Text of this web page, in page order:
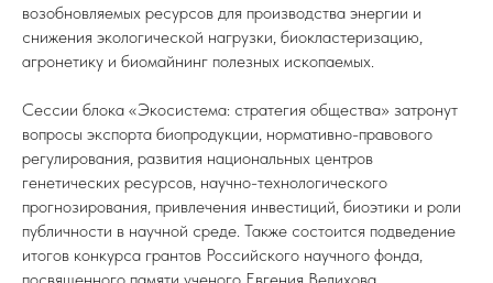
возобновляемых ресурсов для производства энергии и
снижения экологической нагрузки, биокластеризацию,
агронетику и биомайнинг полезных ископаемых.
Сессии блока «Экосистема: стратегия общества» затронут
вопросы экспорта биопродукции, нормативно-правового
регулирования, развития национальных центров
генетических ресурсов, научно-технологического
прогнозирования, привлечения инвестиций, биоэтики и роли
публичности в научной среде. Также состоится подведение
итогов конкурса грантов Российского научного фонда,